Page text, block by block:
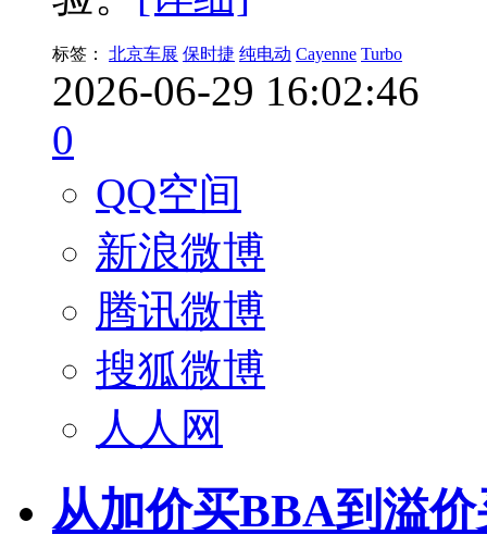
标签： 北京车展 保时捷 纯电动 Cayenne Turbo
2026-06-29 16:02:46
0
QQ空间
新浪微博
腾讯微博
搜狐微博
人人网
从加价买BBA到溢